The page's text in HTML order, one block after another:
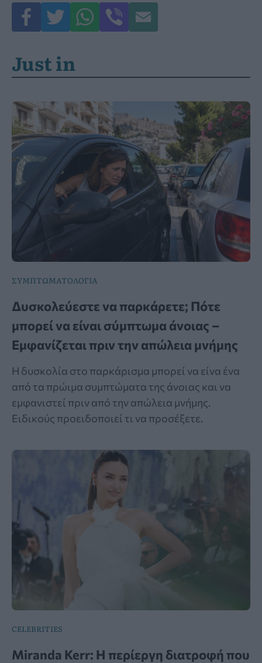
Just in
ΣΥΜΠΤΩΜΑΤΟΛΟΓΙΑ
Δυσκολεύεστε να παρκάρετε; Πότε
μπορεί να είναι σύμπτωμα άνοιας –
Εμφανίζεται πριν την απώλεια μνήμης
Η δυσκολία στο παρκάρισμα μπορεί να είνα ένα
από τα πρώιμα συμπτώματα της άνοιας και να
εμφανιστεί πριν από την απώλεια μνήμης.
Ειδικούς προειδοποιεί τι να προσέξετε.
CELEBRITIES
Miranda Kerr: Η περίεργη διατροφή που